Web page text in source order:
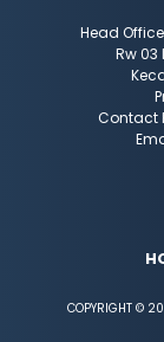
Head
Rw 03
Contact
COPYRIGHT ©